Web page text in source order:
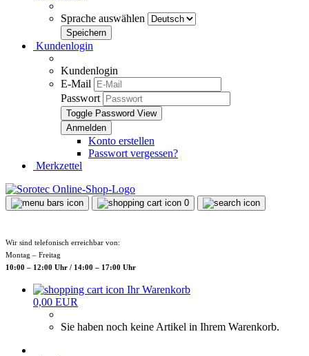
Sprache auswählen
Kundenlogin
Kundenlogin
E-Mail
Passwort
Toggle Password View
Konto erstellen
Passwort vergessen?
Merkzettel
0
Wir sind telefonisch erreichbar von:
Montag – Freitag
10:00 – 12:00 Uhr / 14:00 – 17:00 Uhr
Ihr Warenkorb
0,00 EUR
Sie haben noch keine Artikel in Ihrem Warenkorb.